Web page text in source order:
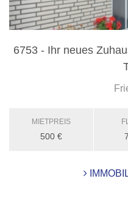
6753 - Ihr neues
MIETPREIS
500 €